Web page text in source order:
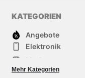
KATEGORIEN
Angebote
Elektronik
Mode
Baumarkt
Mehr Kategorien